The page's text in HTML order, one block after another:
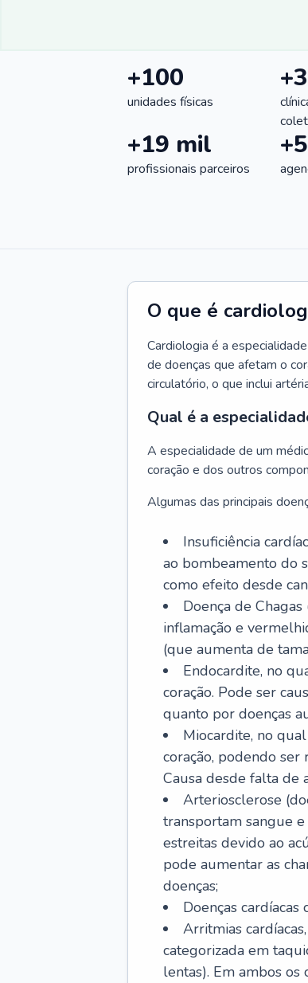
+100
unidades físicas
+19 mil
profissionais parceiros
O que é
Cardiologia é a
de doenças que afetam o
circulatório, o que inclui
Qual é a
A especialidade de um
coração e dos outros
Algumas das principais
Insuficiência
ao bombeamento do
como efeito desde
Doença de
inflamação e
(que aumenta de
Endocardite, no
coração. Pode ser
quanto por doenças
Miocardite, no
coração, podendo ser
Causa desde falta de
Arteriosclerose
transportam sangue
estreitas devido ao
pode aumentar as
doenças;
Doenças cardíacas
Arritmias
categorizada em
lentas). Em ambos